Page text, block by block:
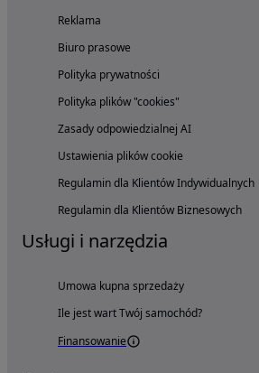
Reklama
Biuro prasowe
Polityka prywatności
Polityka plików "cookies"
Zasady odpowiedzialnej AI
Ustawienia plików cookie
Regulamin dla Klientów Indywidualnych
Regulamin dla Klientów Biznesowych
Usługi i narzędzia
Umowa kupna sprzedaży
Ile jest wart Twój samochód?
Finansowanie